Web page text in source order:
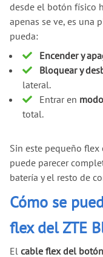
desde el botón físico
apenas se ve, es una
pueda:
Encender y
Bloquear y
lateral.
Entrar en
total.
Sin este pequeño
puede parecer
batería y el resto de
Cómo se
flex del ZTE
El cable flex del